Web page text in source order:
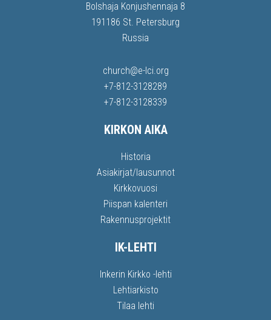
Bolshaja Konjushennaja 8
191186 St. Petersburg
Russia
church@e-lci.org
+7-812-3128289
+7-812-3128339
KIRKON AIKA
Historia
Asiakirjat/lausunnot
Kirkkovuosi
Piispan kalenteri
Rakennusprojektit
IK-LEHTI
Inkerin Kirkko -lehti
Lehtiarkisto
Tilaa lehti